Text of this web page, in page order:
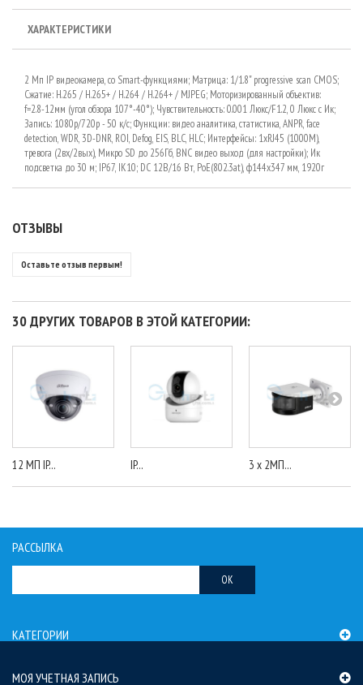
ХАРАКТЕРИСТИКИ
2 Мп IP видеокамера, со Smart-функциями; Матрица: 1/1.8" progressive scan CMOS;
Сжатие: H.265 / H.265+ / H.264 / H.264+ / MJPEG; Моторизированный объектив:
f=2.8-12мм (угол обзора 107°-40°); Чувствительность: 0.001 Люкс/F1.2, 0 Люкс c Ик;
Запись: 1080р/720p - 50 к/с; Функции: видео аналитика, статистика, ANPR, face
detection, WDR, 3D-DNR, ROI, Defog, EIS, BLC, HLC; Интерфейсы: 1xRJ45 (1000M),
тревога (2вх/2вых), Микро SD до 256Гб, BNC видео выход (для настройки); Ик
подсветка до 30 м; IP67, IK10; DC 12В/16 Вт, PoE(802.3at), ф144х347 мм, 1920г
ОТЗЫВЫ
Оставьте отзыв первым!
30 ДРУГИХ ТОВАРОВ В ЭТОЙ КАТЕГОРИИ:
12 МП IP... IP... 3 x 2МП...
РАССЫЛКА
OK
КАТЕГОРИИ
МОЯ УЧЕТНАЯ ЗАПИСЬ